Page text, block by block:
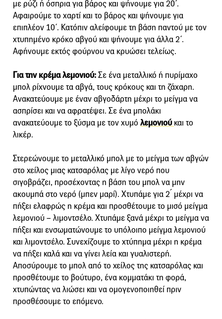
με ρύζι ή όσπρια για βάρος και ψήνουμε για 20΄.
Αφαιρούμε το χαρτί και το βάρος και ψήνουμε για
επιπλέον 10΄. Κατόπιν αλείφουμε τη βάση παντού με τον
χτυπημένο κρόκο αβγού και ψήνουμε για άλλα 2΄.
Αφήνουμε εκτός φούρνου να κρυώσει τελείως.
Για την κρέμα λεμονιού:Σε ένα μεταλλικό ή πυρίμαχο
μπολ ρίχνουμε τα αβγά, τους κρόκους και τη ζάχαρη.
Ανακατεύουμε με έναν αβγοδάρτη μέχρι το μείγμα να
ασπρίσει και να αφρατέψει. Σε ένα μπολάκι
ανακατεύουμε το ξύσμα με τον χυμό λεμονιού και το
λικέρ.
Στερεώνουμε το μεταλλικό μπολ με το μείγμα των αβγών
στο χείλος μιας κατσαρόλας με λίγο νερό που
σιγοβράζει, προσέχοντας η βάση του μπολ να μην
ακουμπά στο νερό (μπεν μαρί). Χτυπάμε για 2 ́ μέχρι να
πήξει ελαφρώς η κρέμα και προσθέτουμε το μισό μείγμα
λεμονιού – λιμοντσέλο. Χτυπάμε ξανά μέχρι το μείγμα να
πήξει και ενσωματώνουμε το υπόλοιπο μείγμα λεμονιού
και λιμοντσέλο. Συνεχίζουμε το χτύπημα μέχρι η κρέμα
να πήξει καλά και να γίνει λεία και γυαλιστερή.
Αποσύρουμε το μπολ από το χείλος της κατσαρόλας και
προσθέτουμε το βούτυρο, ένα κομματάκι τη φορά,
χτυπώντας να λιώσει και να ομογενοποιηθεί πριν
προσθέσουμε το επόμενο.